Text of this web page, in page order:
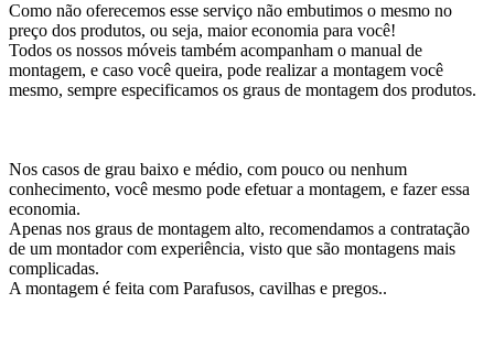
Como não oferecemos esse serviço não embutimos o mesmo no
preço dos produtos, ou seja, maior economia para você!
Todos os nossos móveis também acompanham o manual de
montagem, e caso você queira, pode realizar a montagem você
mesmo, sempre especificamos os graus de montagem dos produtos.
Nos casos de grau baixo e médio, com pouco ou nenhum
conhecimento, você mesmo pode efetuar a montagem, e fazer essa
economia.
Apenas nos graus de montagem alto, recomendamos a contratação
de um montador com experiência, visto que são montagens mais
complicadas.
A montagem é feita com Parafusos, cavilhas e pregos..